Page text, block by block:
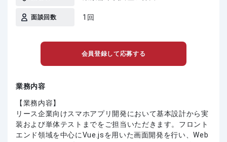
面談回数 1回
会員登録して応募する
業務内容
【業務内容】
リース企業向けスマホアプリ開発において基本設計から実
装および単体テストまでをご担当いただきます。フロント
エンド領域を中心にVue.jsを用いた画面開発を行い、Web